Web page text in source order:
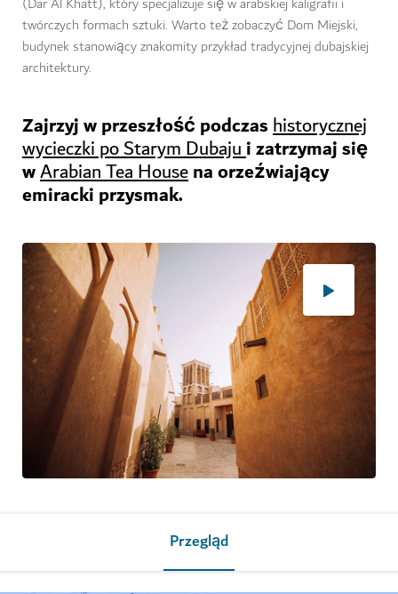
twórczych formach sztuki. Warto też zobaczyć Dom Miejski,
budynek stanowiący znakomity przykład tradycyjnej dubajskiej
architektury.
Zajrzyj w przeszłość podczashistorycznej
wycieczki po Starym Dubajui zatrzymaj się
wArabian Tea Housena orzeźwiający
emiracki przysmak.
Przegląd